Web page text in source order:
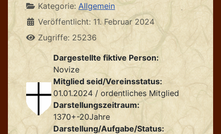
Kategorie: Allgemein
Veröffentlicht: 11. Februar 2024
Zugriffe: 25236
Dargestellte fiktive Person:
Novize
Mitglied seid/Vereinsstatus:
01.01.2024 / ordentliches Mitglied
Darstellungszeitraum:
1370+-20Jahre
Darstellung/Aufgabe/Status: